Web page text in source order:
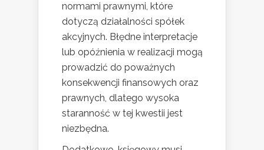
normami prawnymi, które
dotyczą działalności spółek
akcyjnych. Błędne interpretacje
lub opóźnienia w realizacji mogą
prowadzić do poważnych
konsekwencji finansowych oraz
prawnych, dlatego wysoka
staranność w tej kwestii jest
niezbędna.